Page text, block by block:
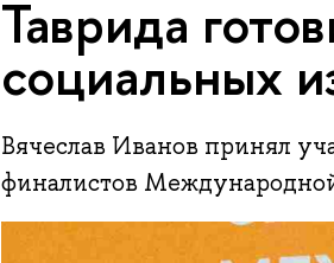
Таврида
социальных
Вячеслав Иванов принял
финалистов